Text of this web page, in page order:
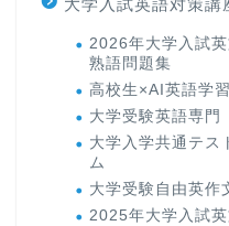
大学入試英語対策講
2026年大学入試
熟語問題集
高校生×AI英語学習
大学受験英語専門
大学入学共通テス
ム
大学受験自由英作
2025年大学入試